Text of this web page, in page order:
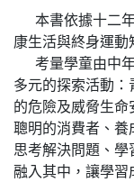
本書依據十二年
康生活與終身運動
考量學童由中年
多元的探索活動
的危險及威脅生命
聰明的消費者、養
思考解決問題、學
融入其中，讓學習